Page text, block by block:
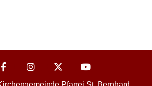
Pfarrei St. Bernhard